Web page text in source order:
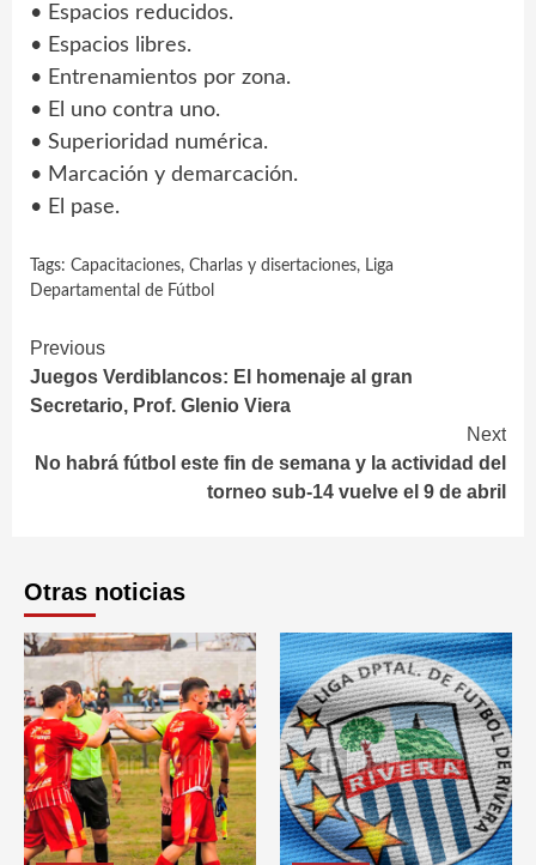
• Espacios reducidos.
• Espacios libres.
• Entrenamientos por zona.
• El uno contra uno.
• Superioridad numérica.
• Marcación y demarcación.
• El pase.
Tags: Capacitaciones, Charlas y disertaciones, Liga
Departamental de Fútbol
Continue
Reading
Previous
Juegos Verdiblancos: El homenaje al gran
Secretario, Prof. Glenio Viera
Next
No habrá fútbol este fin de semana y la actividad del
torneo sub-14 vuelve el 9 de abril
Otras noticias